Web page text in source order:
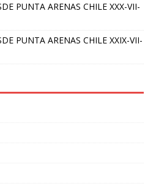
PUNTA ARENAS CHILE XXX-VII-
PUNTA ARENAS CHILE XXIX-VII-